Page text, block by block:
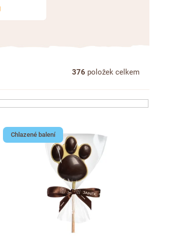
376 položek celkem
Chlazené balení